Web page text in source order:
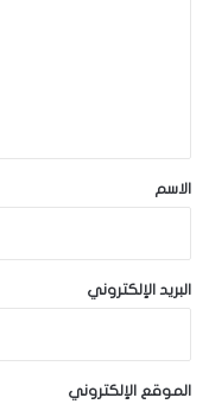
*الاسم
البريد الإلكتروني
الموقع الإلكتروني